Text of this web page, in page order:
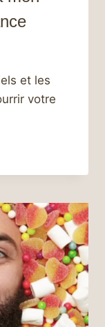
et les
votre